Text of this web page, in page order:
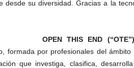
desde su diversidad. Gracias a la
OPEN THIS END (“OTE”)
formada por profesionales del
que investiga, clasifica,